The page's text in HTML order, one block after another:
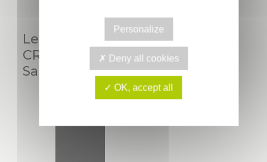
Le Store de terrasse BRAS
CROISES
Sa qualité:
Personalize
Deny all cookies
OK, accept all